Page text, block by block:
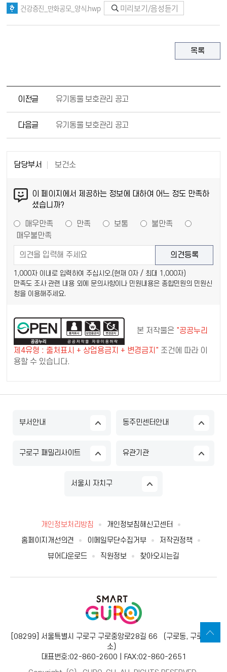
건강증진_만화공모_양식.hwp 미리보기/음성듣기
목록
이전글 유기동물 보호관리 공고
다음글 유기동물 보호관리 공고
담당부서 보건소
이 페이지에서 제공하는 정보에 대하여 어느 정도 만족하
셨습니까?
매우만족 만족 보통
불만족
매우불만족
1,000자 이내로 입력하여 주십시오.(현재 0자 / 최대 1,000자)
만족도 조사 관련 내용 외에 문의사항이나 민원내용은 종합민원의 민원신
청을 이용해주세요.
본 저작물은 "공공누리
제4유형 : 출처표시 + 상업용금지 + 변경금지" 조건에 따라 이
용할 수 있습니다.
부서안내 동주민센터안내
구로구 패밀리사이트 유관기관
서울시 자치구
개인정보처리방침
개인정보침해신고센터
홈페이지개선의견
이메일무단수집거부
저작권정책
뷰어다운로드
직원정보 찾아오시는길
[08299] 서울특별시 구로구 구로중앙로28길 66 （구로동, 구로보건
소）
대표번호:02-860-2600 | FAX:02-860-2651